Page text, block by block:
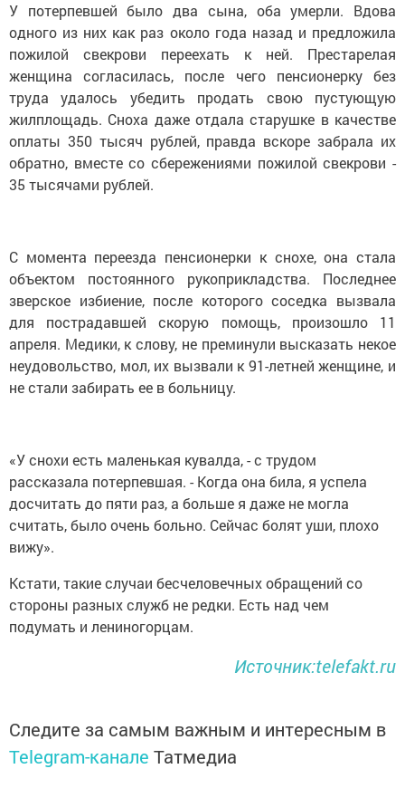
У потерпевшей было два сына, оба умерли. Вдова
одного из них как раз около года назад и предложила
пожилой свекрови переехать к ней. Престарелая
женщина согласилась, после чего пенсионерку без
труда удалось убедить продать свою пустующую
жилплощадь. Сноха даже отдала старушке в качестве
оплаты 350 тысяч рублей, правда вскоре забрала их
обратно, вместе со сбережениями пожилой свекрови -
35 тысячами рублей.
С момента переезда пенсионерки к снохе, она стала
объектом постоянного рукоприкладства. Последнее
зверское избиение, после которого соседка вызвала
для пострадавшей скорую помощь, произошло 11
апреля. Медики, к слову, не преминули высказать некое
неудовольство, мол, их вызвали к 91-летней женщине, и
не стали забирать ее в больницу.
«У снохи есть маленькая кувалда, - с трудом
рассказала потерпевшая. - Когда она била, я успела
досчитать до пяти раз, а больше я даже не могла
считать, было очень больно. Сейчас болят уши, плохо
вижу».
Кстати, такие случаи бесчеловечных обращений со
стороны разных служб не редки. Есть над чем
подумать и лениногорцам.
Источник:telefakt.ru
Следите за самым важным и интересным в
Telegram-канале Татмедиа